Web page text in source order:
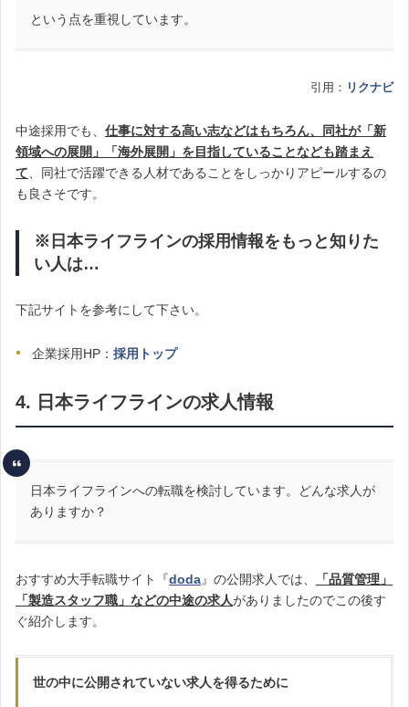
という点を重視しています。
引用： リクナビ
中途採用でも、 仕事に対する高い志などはもちろん、同社が「新
領域への展開」「海外展開」を目指していることなども踏まえ
て、同社で活躍できる人材であることをしっかりアピールするの
も良さそです。
※日本ライフラインの採用情報をもっと知りた
い人は…
下記サイトを参考にして下さい。
企業採用HP： 採用トップ
4. 日本ライフラインの求人情報
日本ライフラインへの転職を検討しています。どんな求人が
ありますか？
おすすめ大手転職サイト『doda』の公開求人では、
「品質管理」
「製造スタッフ職」などの中途の求人がありましたのでこの後す
ぐ紹介します。
世の中に公開されていない求人を得るために